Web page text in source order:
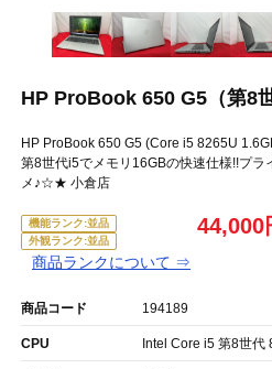
HP ProBook 650 G5（第8
HP ProBook 650 G5 (Core i5 8265U
第8世代i5でメモリ16GBの快速仕様!!プラ
メ♪☆★ 小倉店
機能ランク:並品
外観ランク:並品
商品ランクについて ⇒
44,000
商品コード 194189
CPU Intel Core i5 第8世代